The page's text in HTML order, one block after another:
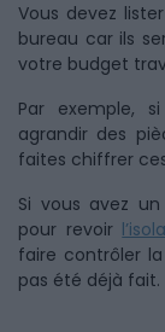
Vous devez
bureau car ils
votre budget
Par exemple,
agrandir des
faites chiffrer
Si vous avez
pour revoir
faire contrôler
pas été déjà fait.